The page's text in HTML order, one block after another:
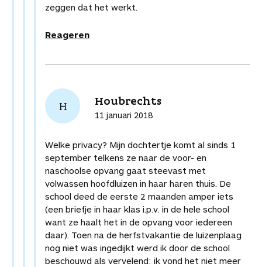
zeggen dat het werkt.
Reageren
H Houbrechts
11 januari 2018
Welke privacy? Mijn dochtertje komt al sinds 1
september telkens ze naar de voor- en
naschoolse opvang gaat steevast met
volwassen hoofdluizen in haar haren thuis. De
school deed de eerste 2 maanden amper iets
(een briefje in haar klas i.p.v. in de hele school
want ze haalt het in de opvang voor iedereen
daar). Toen na de herfstvakantie de luizenplaag
nog niet was ingedijkt werd ik door de school
beschouwd als vervelend: ik vond het niet meer